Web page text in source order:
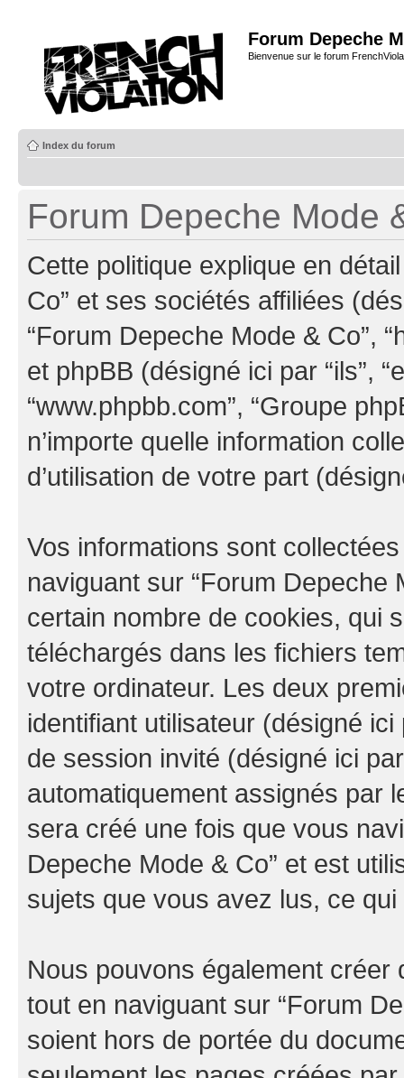
Forum Depeche
Bienvenue sur le forum
Index du forum
Forum Depeche Mode
Cette politique explique en
Co” et ses sociétés affiliées
“Forum Depeche Mode & Co”,
et phpBB (désigné ici par “ils”,
“www.phpbb.com”, “Groupe
n’importe quelle information
d’utilisation de votre part
Vos informations sont
naviguant sur “Forum Depeche
certain nombre de cookies, qui
téléchargés dans les fichiers
votre ordinateur. Les deux
identifiant utilisateur (désigné ici
de session invité (désigné ici
automatiquement assignés par
sera créé une fois que vous
Depeche Mode & Co” et est
sujets que vous avez lus, ce
Nous pouvons également
tout en naviguant sur “Forum
soient hors de portée du